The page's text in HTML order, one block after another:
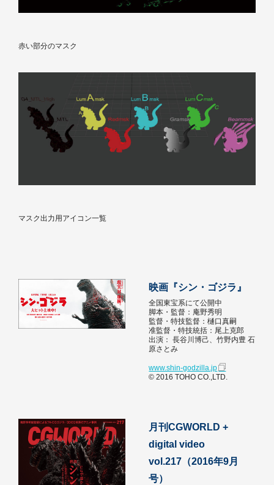
赤い部分のマスク
マスク出力用アイコン一覧
映画『シン・ゴジラ』
全国東宝系にて公開中
脚本・監督：庵野秀明
監督・特技監督：樋口真嗣
准監督・特技統括：尾上克郎
出演： 長谷川博己、竹野内豊 石
原さとみ
www.shin-godzilla.jp
© 2016 TOHO CO.,LTD.
月刊CGWORLD +
digital video
vol.217（2016年9月
号）